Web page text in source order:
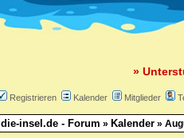
»
Registrieren Kalender Mitglieder
die-insel.de - Forum » Kalender »